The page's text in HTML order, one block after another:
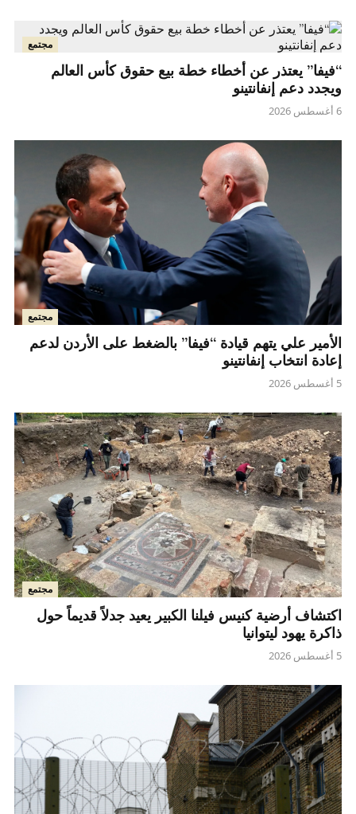
مجتمع
“فيفا” يعتذر عن أخطاء خطة بيع حقوق كأس العالم
ويجدد دعم إنفانتينو
6 أغسطس 2026
مجتمع
الأمير علي يتهم قيادة “فيفا” بالضغط على الأردن لدعم
إعادة انتخاب إنفانتينو
5 أغسطس 2026
مجتمع
اكتشاف أرضية كنيس فيلنا الكبير يعيد جدلاً قديماً حول
ذاكرة يهود ليتوانيا
5 أغسطس 2026